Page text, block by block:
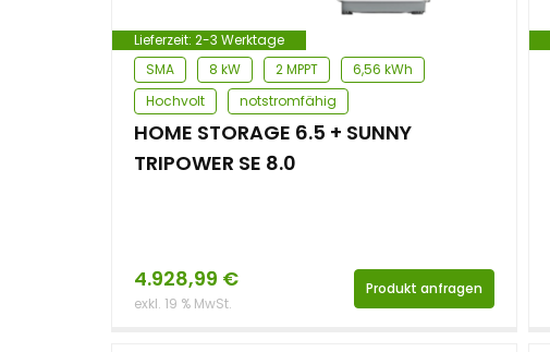
Lieferzeit: 2-3 Werktage
SMA
8 kW 2 MPPT
6,56 kWh
Hochvolt
notstromfähig
HOME STORAGE 6.5 + SUNNY
TRIPOWER SE 8.0
4.928,99 €
exkl. 19 % MwSt.
Produkt anfragen